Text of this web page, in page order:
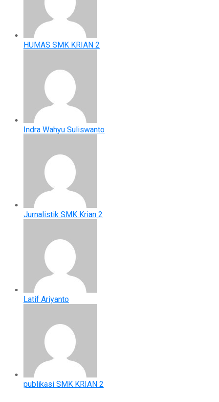
HUMAS SMK KRIAN 2
Indra Wahyu Suliswanto
Jurnalistik SMK Krian 2
Latif Ariyanto
publikasi SMK KRIAN 2